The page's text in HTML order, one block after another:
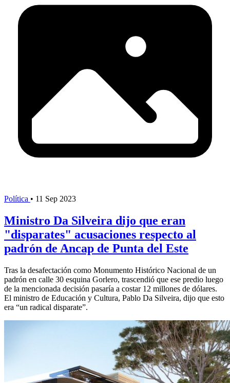
Política • 11 Sep 2023
Ministro Da Silveira dijo que eran
"disparates" acusaciones respecto al
padrón de Ancap de Punta del Este
Tras la desafectación como Monumento Histórico Nacional de un
padrón en calle 30 esquina Gorlero, trascendió que ese predio luego
de la mencionada decisión pasaría a costar 12 millones de dólares.
El ministro de Educación y Cultura, Pablo Da Silveira, dijo que esto
era “un radical disparate”.